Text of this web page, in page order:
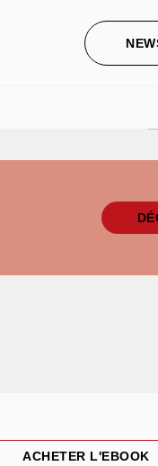
ACHETER L'EBOOK